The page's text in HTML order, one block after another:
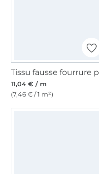
11,04 € / m
(7,46 € / 1 m²)